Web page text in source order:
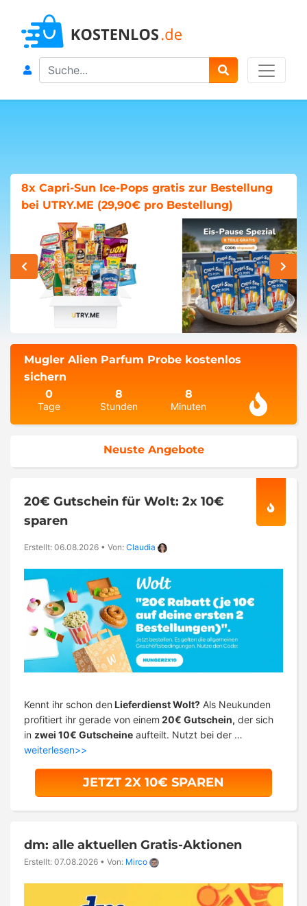
Search
8x Capri-Sun Ice-Pops gratis zur Bestellung
bei UTRY.ME (29,90€ pro Bestellung)
Mugler Alien Parfum Probe kostenlos
sichern
0
Tage
8
Stunden
8
Minuten
Neuste Angebote
20€ Gutschein für Wolt: 2x 10€
sparen
Erstellt: 06.08.2026 • Von: Claudia
Kennt ihr schon den Lieferdienst Wolt? Als Neukunden
profitiert ihr gerade von einem 20€ Gutschein, der sich
in zwei 10€ Gutscheine aufteilt. Nutzt bei der …
weiterlesen>>
JETZT 2X 10€ SPAREN
dm: alle aktuellen Gratis-Aktionen
Erstellt: 07.08.2026 • Von: Mirco